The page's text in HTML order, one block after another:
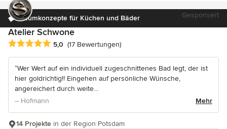
Raumkonzepte für Küchen und Bäder Gesponsert
Atelier Schwone
Durchschnittliche Bewertung: 5 von 5 Sternen
5,0 (17 Bewertungen)
“Wer Wert auf ein individuell zugeschnittenes Bad legt, der ist
hier goldrichtig!! Eingehen auf persönliche Wünsche,
angereichert durch weite...
– Hofmann
Mehr
14 Projekte in der Region Potsdam